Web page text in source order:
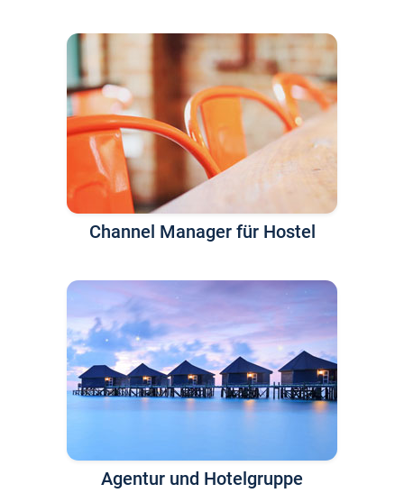
Channel Manager für Hostel
Agentur und Hotelgruppe